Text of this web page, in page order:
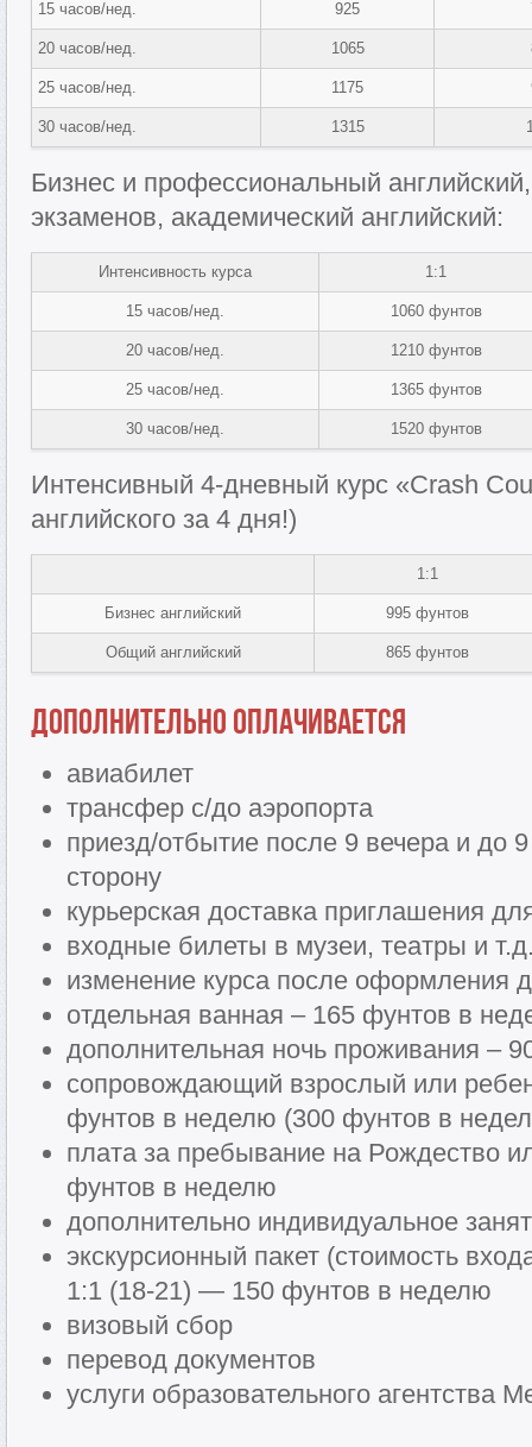
15 часов/нед. 925
20 часов/нед. 1065
25 часов/нед. 1175
30 часов/нед. 1315
Бизнес и профессиональный
экзаменов, академический английский:
Интенсивность курса 1:1
15 часов/нед. 1060 фунтов
20 часов/нед. 1210 фунтов
25 часов/нед. 1365 фунтов
30 часов/нед. 1520 фунтов
Интенсивный 4-дневный курс «Crash
английского за 4 дня!)
1:1
Бизнес английский 995 фунтов
Общий английский 865 фунтов
Дополнительно оплачивается
авиабилет
трансфер с/до аэропорта
приезд/отбытие после 9 вечера и до
сторону
курьерская доставка приглашения
входные билеты в музеи, театры и
изменение курса после оформления
отдельная ванная – 165 фунтов в
дополнительная ночь проживания –
сопровождающий взрослый или
фунтов в неделю (300 фунтов в
плата за пребывание на Рождество
фунтов в неделю
дополнительно индивидуальное
экскурсионный пакет (стоимость
1:1 (18-21) — 150 фунтов в неделю
визовый сбор
перевод документов
услуги образовательного агентства